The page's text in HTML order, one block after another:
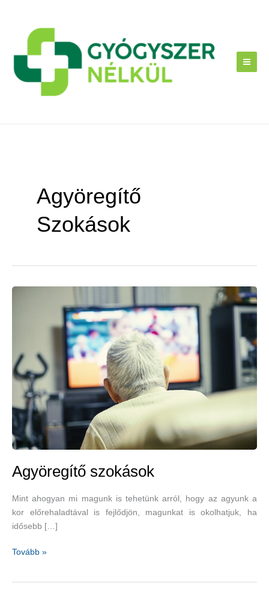
Agyöregítő
Szokások
Agyöregítő szokások
Mint ahogyan mi magunk is tehetünk arról, hogy az agyunk a
kor előrehaladtával is fejlődjön, magunkat is okolhatjuk, ha
idősebb […]
Agyöregítő
Tovább »